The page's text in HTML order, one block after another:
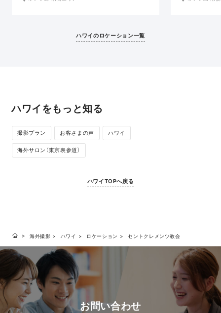
ルな雰囲気たっぷりのハワイの伝統が感じられる
ハワイのロケーション一覧
ハワイをもっと知る
撮影プラン お客さまの声 ハワイ
海外サロン（東京表参道）
ハワイTOPへ戻る
海外撮影 ハワイ ロケーション セントクレメンツ教会
お問い合わせ